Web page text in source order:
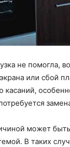
не помогла,
или сбой
касаний,
может
В таких